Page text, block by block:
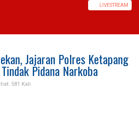
LIVESTREAM
Jajaran Polres Ketapang
Pidana Narkoba
581 Kali